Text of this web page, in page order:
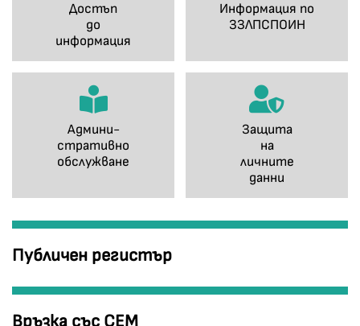
Достъп
до
информация
Информация по
ЗЗЛПСПОИН
Админи-
стративно
обслужване
Защита
на
личните
данни
Публичен регистър
Връзка със СЕМ